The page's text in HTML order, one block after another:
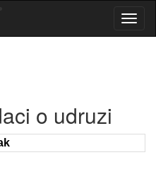
o udruzi